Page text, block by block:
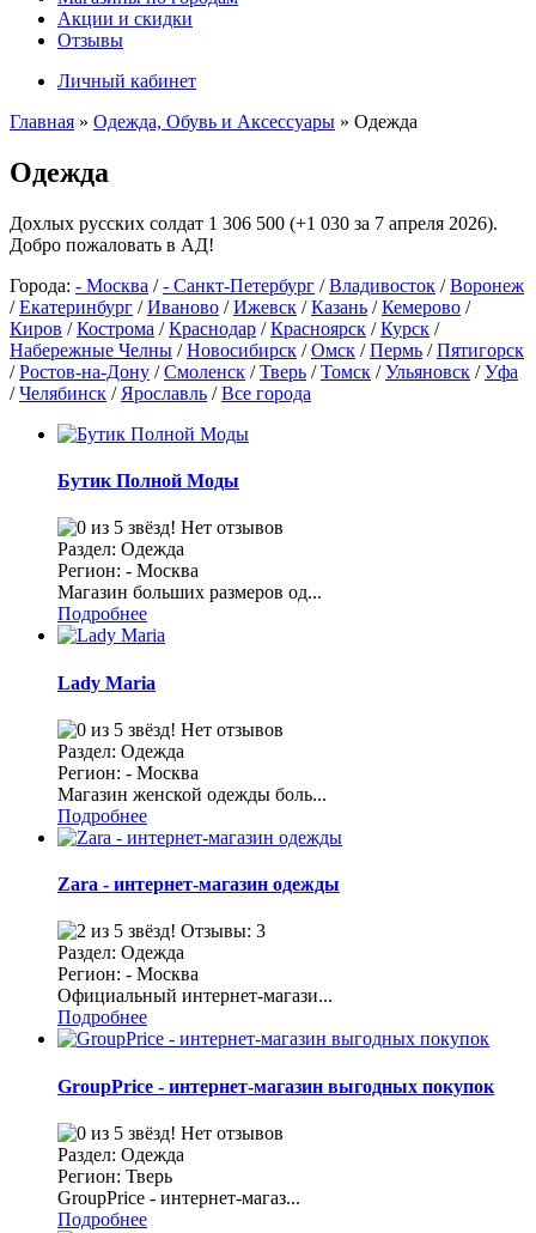
Акции и скидки
Отзывы
Личный кабинет
Главная » Одежда, Обувь и Аксессуары » Одежда
Одежда
Дохлых русских солдат 1 306 500 (+1 030 за 7 апреля 2026).
Добро пожаловать в АД!
Города: - Москва /- Санкт-Петербург /Владивосток /Воронеж
/Екатеринбург /Иваново /Ижевск /Казань /Кемерово /
Киров /Кострома /Краснодар /Красноярск /Курск /
Набережные Челны /Новосибирск /Омск /Пермь /Пятигорск
/Ростов-на-Дону /Смоленск /Тверь /Томск /Ульяновск /Уфа
/Челябинск / Ярославль /Все города
Бутик Полной Моды
Нет отзывов
Раздел: Одежда
Регион: - Москва
Магазин больших размеров од...
Подробнее
Lady Maria
Нет отзывов
Раздел: Одежда
Регион: - Москва
Магазин женской одежды боль...
Подробнее
Zara - интернет-магазин одежды
Отзывы: 3
Раздел: Одежда
Регион: - Москва
Официальный интернет-магази...
Подробнее
GroupPrice - интернет-магазин выгодных покупок
Нет отзывов
Раздел: Одежда
Регион: Тверь
GroupPrice - интернет-магаз...
Подробнее